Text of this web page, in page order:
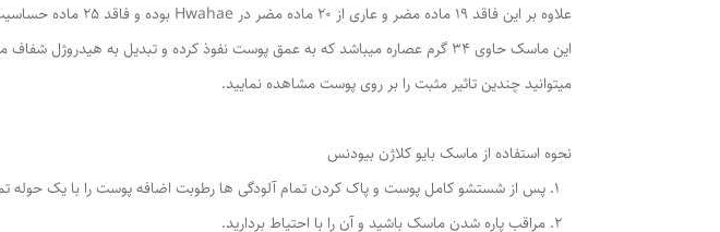
علاوه بر این فاقد 19 ماده مضر و عاری از 20 ماده مضر در Hwahae بوده و فاقد 25 ماده حساسیت زا طبق اعلام MFDS میباشد.
این ماسک حاوی 34 گرم عصاره میباشد که به عمق پوست نفوذ کرده و تبدیل به
میتوانید چندین تاثیر مثبت را بر روی پوست مشاهده نمایید.
نحوه استفاده از ماسک بایو کلاژن بیودنس
پس از شستشو کامل پوست و پاک کردن تمام آلودگی ها رطوبت اضافه پوست را با یک حوله
مراقب پاره شدن ماسک باشید و آن را با احتیاط بردارید.